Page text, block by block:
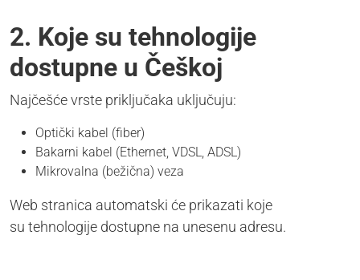
2. Koje su tehnologije
dostupne u Češkoj
Najčešće vrste priključaka uključuju:
Optički kabel (fiber)
Bakarni kabel (Ethernet, VDSL, ADSL)
Mikrovalna (bežična) veza
Web stranica automatski će prikazati koje
su tehnologije dostupne na unesenu adresu.